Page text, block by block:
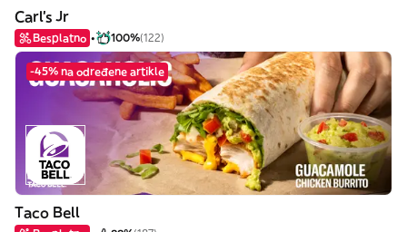
Carl's Jr
Besplatno 100%(122)
-45% na određene artikle
Taco Bell